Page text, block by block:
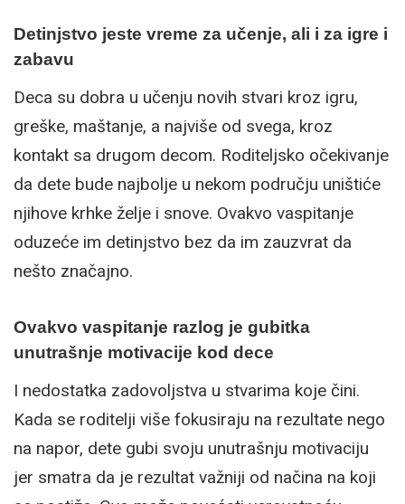
Detinjstvo jeste vreme za učenje, ali i za igre i
zabavu
Deca su dobra u učenju novih stvari kroz igru,
greške, maštanje, a najviše od svega, kroz
kontakt sa drugom decom. Roditeljsko očekivanje
da dete bude najbolje u nekom području uništiće
njihove krhke želje i snove. Ovakvo vaspitanje
oduzeće im detinjstvo bez da im zauzvrat da
nešto značajno.
Ovakvo vaspitanje razlog je gubitka
unutrašnje motivacije kod dece
I nedostatka zadovoljstva u stvarima koje čini.
Kada se roditelji više fokusiraju na rezultate nego
na napor, dete gubi svoju unutrašnju motivaciju
jer smatra da je rezultat važniji od načina na koji